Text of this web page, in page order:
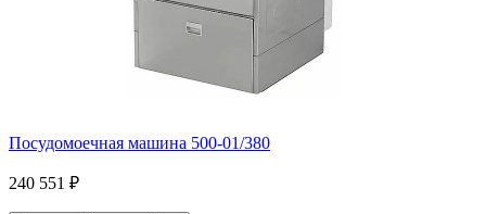
Посудомоечная машина 500-01/380
240 551 ₽